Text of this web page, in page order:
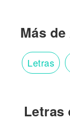
Más
Letras
Letras